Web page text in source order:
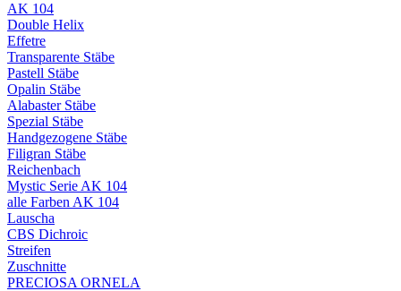
AK 104
Double Helix
Effetre
Transparente Stäbe
Pastell Stäbe
Opalin Stäbe
Alabaster Stäbe
Spezial Stäbe
Handgezogene Stäbe
Filigran Stäbe
Reichenbach
Mystic Serie AK 104
alle Farben AK 104
Lauscha
CBS Dichroic
Streifen
Zuschnitte
PRECIOSA ORNELA